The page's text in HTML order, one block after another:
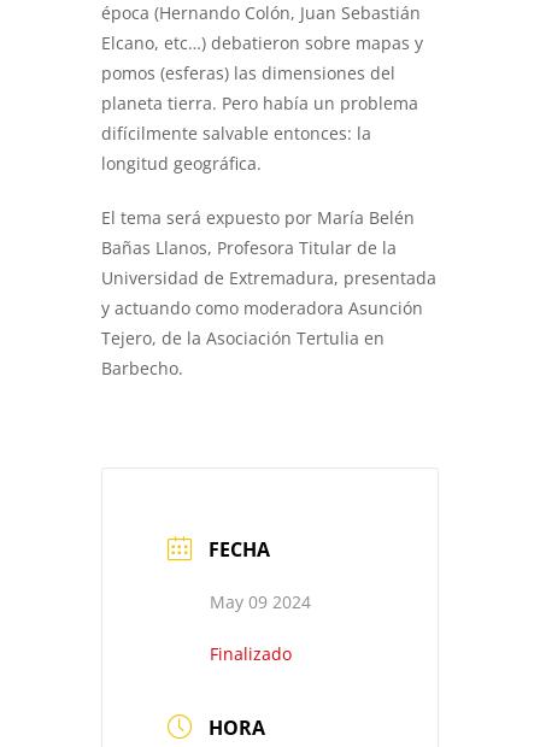
época (Hernando Colón, Juan Sebastián
Elcano, etc…) debatieron sobre mapas y
pomos (esferas) las dimensiones del
planeta tierra. Pero había un problema
difícilmente salvable entonces: la
longitud geográfica.
El tema será expuesto por María Belén
Bañas Llanos, Profesora Titular de la
Universidad de Extremadura, presentada
y actuando como moderadora Asunción
Tejero, de la Asociación Tertulia en
Barbecho.
FECHA
May 09 2024
Finalizado
HORA